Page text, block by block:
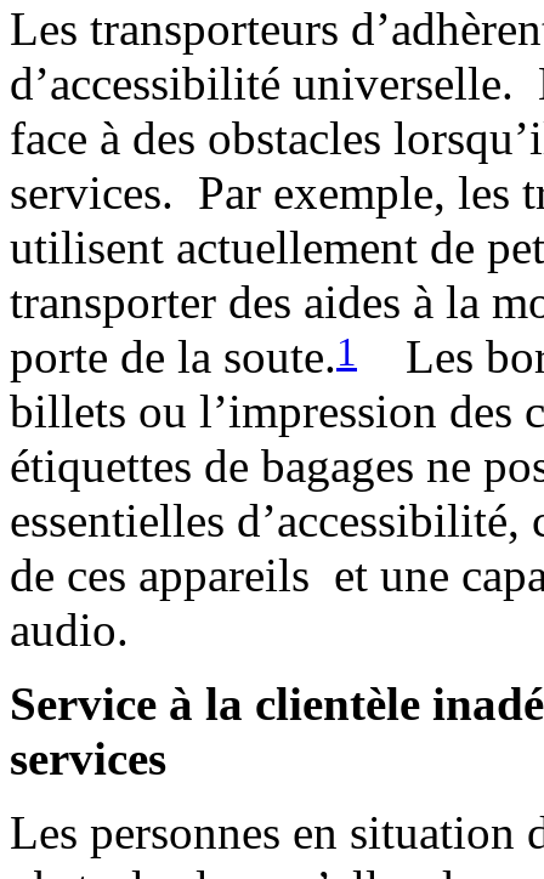
Les transporteurs
d’accessibilité universelle.
face à des obstacles
services. Par exemple, les
utilisent actuellement de
transporter des aides à la
porte de la soute.1
Les
billets ou l’impression des
étiquettes de bagages ne
essentielles
de ces appareils et une
audio.
Service à la clientèle
services
Les personnes en situation